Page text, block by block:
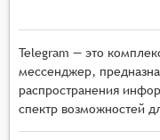
Telegram — это
мессенджер,
распространения
спектр возможностей